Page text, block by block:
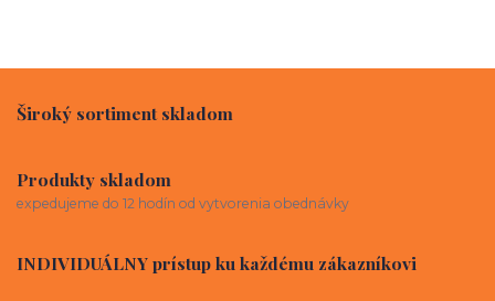
Široký sortiment skladom
Produkty skladom
expedujeme do 12 hodín od vytvorenia obednávky
INDIVIDUÁLNY prístup ku každému zákazníkovi